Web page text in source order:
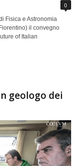
0
Fisica e Astronomia
il convegno
of Italian
geologo dei